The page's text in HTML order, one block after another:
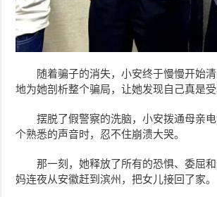
随着骗子的消失，小安终于慢慢开始
地为她剖析整个骗局，让她发现自己真是受
摆脱了假警察的洗脑，小安拨通母亲
个熟悉的声音时，忍不住崩溃大哭。
那一刻，她释放了所有的恐惧、委屈
妈连夜从安徽赶到滨州，把女儿接回了家。